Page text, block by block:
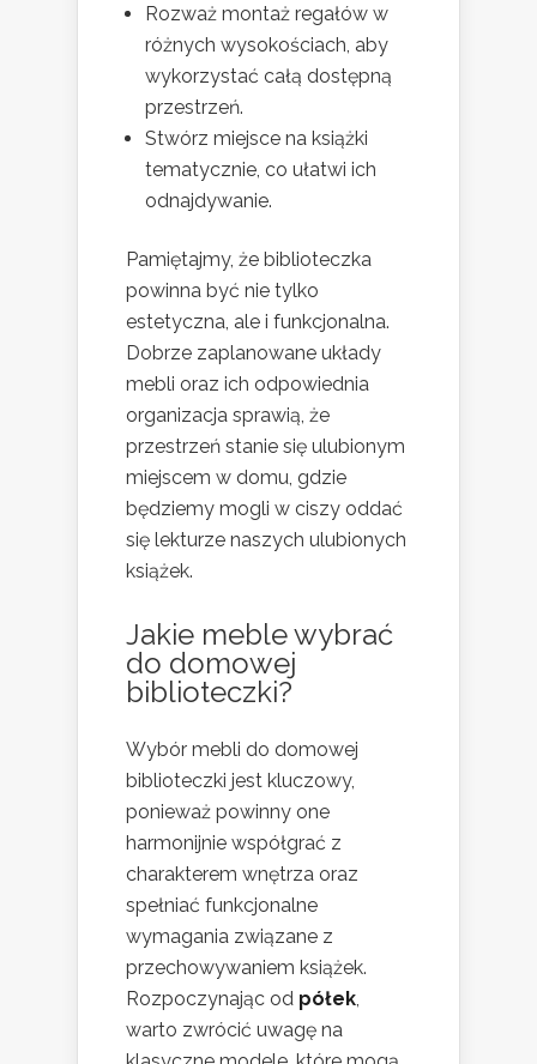
Rozważ montaż regałów w
różnych wysokościach, aby
wykorzystać całą dostępną
przestrzeń.
Stwórz miejsce na książki
tematycznie, co ułatwi ich
odnajdywanie.
Pamiętajmy, że biblioteczka
powinna być nie tylko
estetyczna, ale i funkcjonalna.
Dobrze zaplanowane układy
mebli oraz ich odpowiednia
organizacja sprawią, że
przestrzeń stanie się ulubionym
miejscem w domu, gdzie
będziemy mogli w ciszy oddać
się lekturze naszych ulubionych
książek.
Jakie meble wybrać
do domowej
biblioteczki?
Wybór mebli do domowej
biblioteczki jest kluczowy,
ponieważ powinny one
harmonijnie współgrać z
charakterem wnętrza oraz
spełniać funkcjonalne
wymagania związane z
przechowywaniem książek.
Rozpoczynając od półek,
warto zwrócić uwagę na